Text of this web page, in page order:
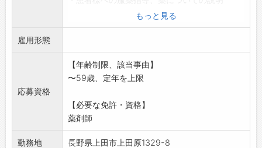
・医薬品の発注業務
・その他付随する業務
※扶養の範囲内でも可能です。ご相談下さい。
※週1回でも可、出勤日には営業時間内終日労働
できる方を募集し
変更範囲:変更なし
もっと見る
雇用形態
応募資格
【年齢制限、該当事由】
〜59歳、定年を上限
【必要な免許・資格】
薬剤師
勤務地 長野県上田市上田原1329-8